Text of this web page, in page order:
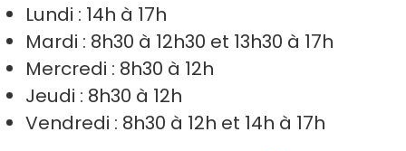
Lundi : 14h à 17h
Mardi : 8h30 à 12h30 et 13h30 à 17h
Mercredi : 8h30 à 12h
Jeudi : 8h30 à 12h
Vendredi : 8h30 à 12h et 14h à 17h